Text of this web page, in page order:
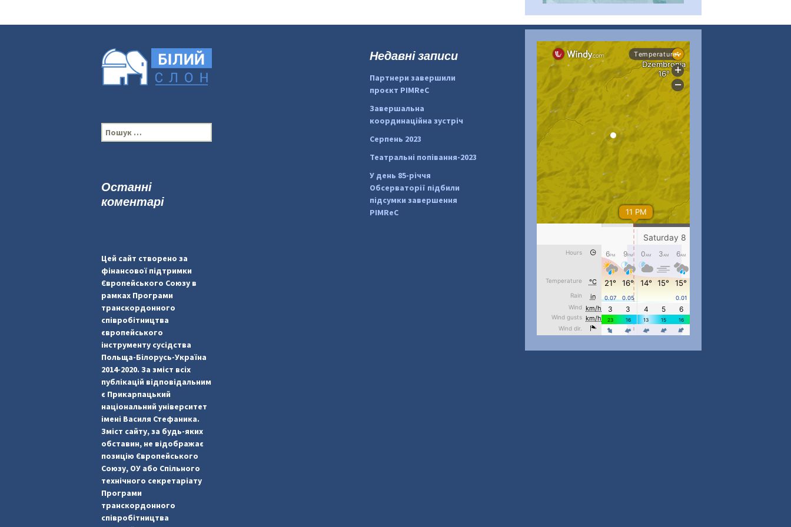
#PipIvanToday...
pimrec_project
#PipIvanToday ...
pimrec_project
П
о
:
Недавні записи
Партнери завершили
проєкт PIMReC
Завершальна
координаційна зустріч
Серпень 2023
Театральні попівання-2023
У день 85-річчя
Обсерваторії підбили
підсумки завершення
PIMReC
Останні
коментарі
Цей сайт створено за
фінансової підтримки
Європейського Союзу в
рамках Програми
транскордонного
співробітництва
європейського
інструменту сусідства
Польща-Білорусь-Україна
2014-2020. За зміст всіх
публікацій відповідальним
є Прикарпацький
національний університет
імені Василя Стефаника.
Зміст сайту, за будь-яких
обставин, не відображає
позицію Європейського
Союзу, ОУ або Спільного
технічного секретаріату
Програми
транскордонного
співробітництва